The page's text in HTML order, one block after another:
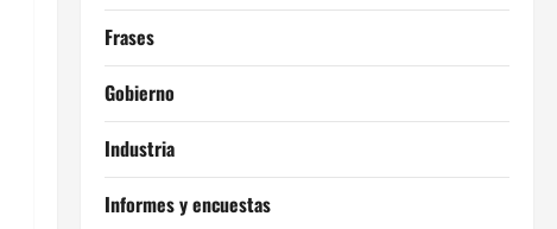
Frases
Gobierno
Industria
Informes y encuestas